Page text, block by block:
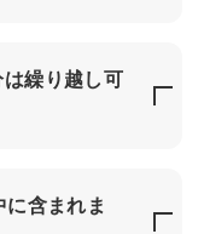
繰り越し可
含まれま